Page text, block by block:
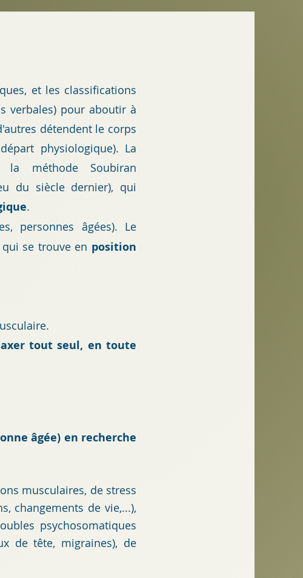
et les classifications
verbales) pour aboutir à
détendent le corps
physiologique). La
la méthode Soubiran
du siècle dernier), qui
.
personnes âgées). Le
se trouve en position
tout seul, en toute
âgée) en recherche
musculaires, de stress
changements de vie,...),
psychosomatiques
de tête, migraines), de